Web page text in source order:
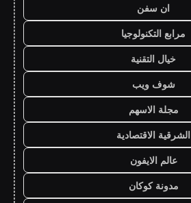
ان سفن
مرابع التكنولوجيا
خيال التقنية
شوف ويب
مجلة الاسهم
الشرقية الاقتصادية
عالم الايفون
مدونة كوكان